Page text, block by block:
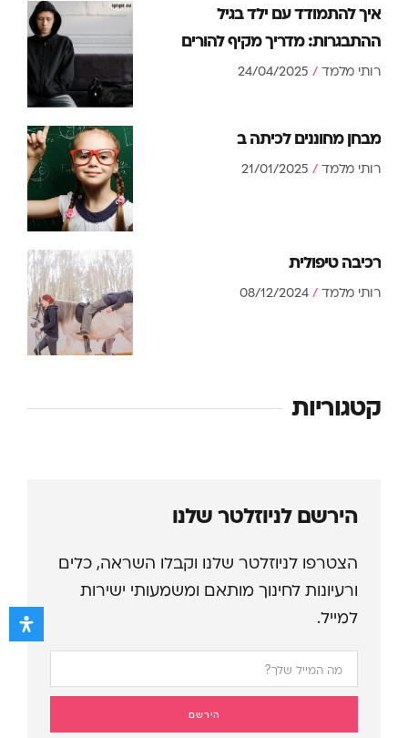
איך להתמודד עם ילד בגיל
ההתבגרות: מדריך מקיף להורים
רותי מלמד
מבחן מחוננים לכיתה ב
רותי מלמד
רכיבה טיפולית
רותי מלמד
קטגוריות
הירשם לניוזלטר שלנו
הצטרפו לניוזלטר שלנו וקבלו השראה, כלים
ורעיונות לחינוך מותאם ומשמעותי ישירות
למייל.
הירשם